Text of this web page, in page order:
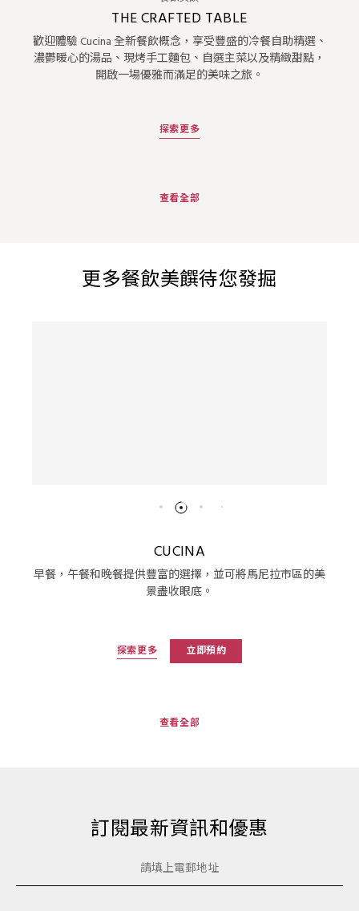
THE CRAFTED TABLE
歡迎體驗 Cucina 全新餐飲概念，享受豐盛的冷餐自助精選、
濃鬱暖心的湯品、現烤手工麵包、自選主菜以及精緻甜點，
開啟一場優雅而滿足的美味之旅。
探索更多
查看全部
更多餐飲美饌待您發掘
CUCINA
早餐，午餐和晚餐提供豐富的選擇，並可將馬尼拉市區的美
景盡收眼底。
探索更多 立即預約
查看全部
訂閱最新資訊和優惠